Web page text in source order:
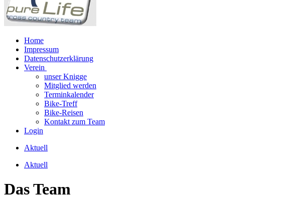
Home
Impressum
Datenschutzerklärung
Verein
unser Knigge
Mitglied werden
Terminkalender
Bike-Treff
Bike-Reisen
Kontakt zum Team
Login
Aktuell
Aktuell
Das Team